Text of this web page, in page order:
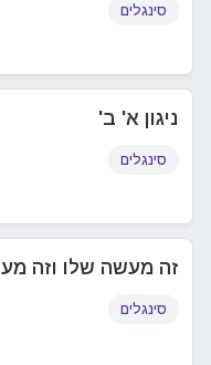
סינגלים
ניגון א' ב'
סינגלים
זה מעשה שלו וזה
סינגלים